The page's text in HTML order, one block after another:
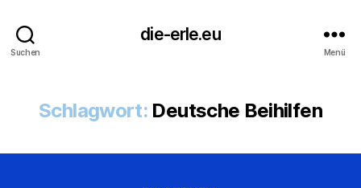
Suchen
die-erle.eu
Menü
Schlagwort: Deutsche Beihilfen